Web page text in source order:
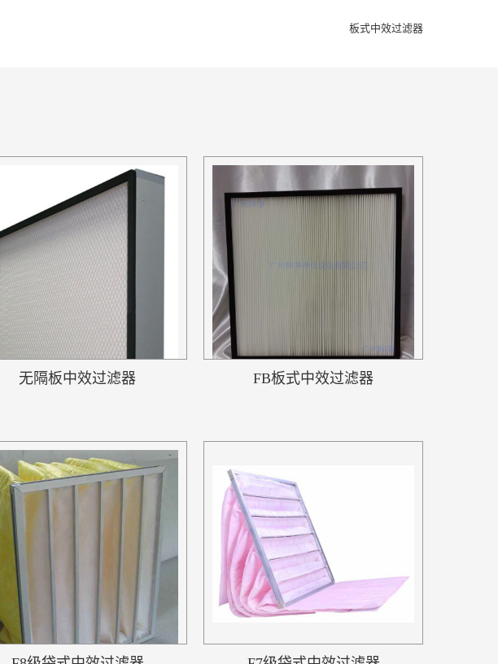
板式中效过滤器
无隔板中效过滤器 FB板式中效过滤器